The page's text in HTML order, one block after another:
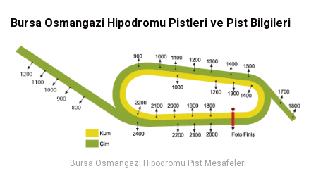
Bursa Osmangazi Hipodromu Pistleri ve Pist Bilgileri
Bursa Osmangazi Hipodromu Pist Mesafeleri